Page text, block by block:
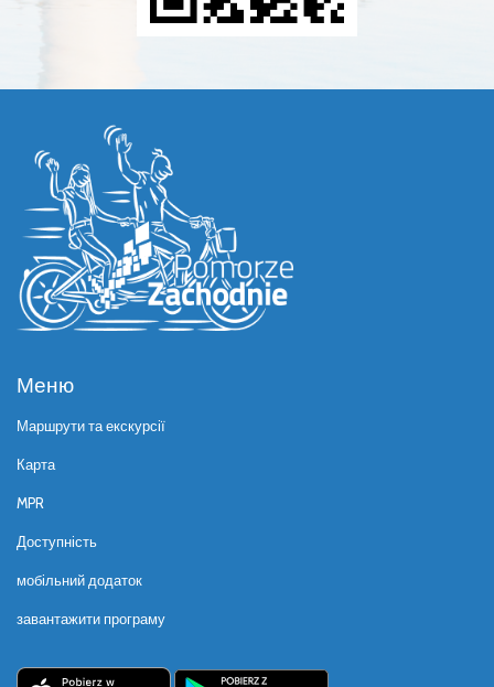
Меню
Маршрути та екскурсії
Карта
MPR
Доступність
мобільний додаток
завантажити програму